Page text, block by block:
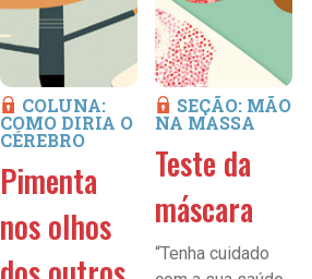
COLUNA:
COMO DIRIA O
CÉREBRO
Pimenta
nos olhos
SEÇÃO: MÃO
NA MASSA
Teste da
máscara
“Tenha cuidado